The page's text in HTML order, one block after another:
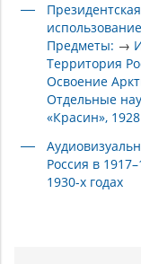
Предметы: →
Территория
Освоение
Отдельные
«Красин», 1928
Россия в
1930-х годах